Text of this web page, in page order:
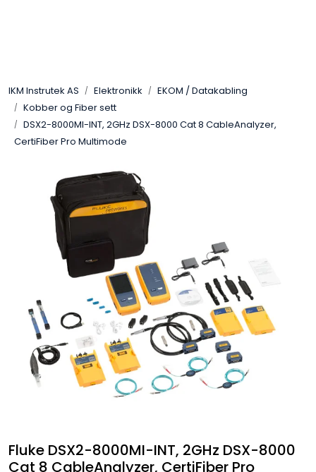
IKM Instrutek AS Elektronikk
EKOM / Datakabling
Kobber og Fiber sett
DSX2-8000MI-INT, 2GHz DSX-8000 Cat 8 CableAnalyzer,
CertiFiber Pro Multimode
Fluke DSX2-8000MI-INT, 2GHz DSX-8000
Cat 8 CableAnalyzer, CertiFiber Pro
Elektro
Elektronikk
Frekvensomformere
Miljø og sikkerhet
Termografi
Undervisning
Maskinvern & Instrumentering